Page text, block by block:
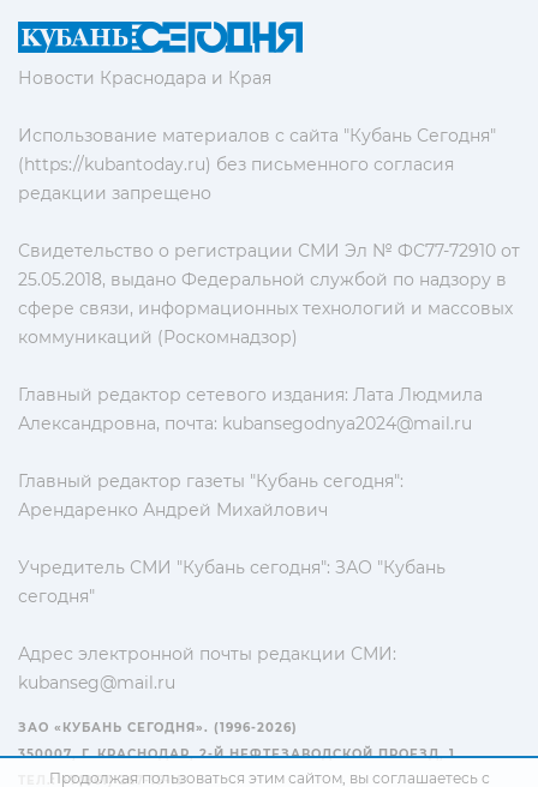
Новости Краснодара и Края
Использование материалов с сайта "Кубань Сегодня"
(https://kubantoday.ru) без письменного согласия
редакции запрещено
Свидетельство о регистрации СМИ Эл № ФС77-72910 от
25.05.2018, выдано Федеральной службой по надзору в
сфере связи, информационных технологий и массовых
коммуникаций (Роскомнадзор)
Главный редактор сетевого издания: Лата Людмила
Александровна, почта: kubansegodnya2024@mail.ru
Главный редактор газеты "Кубань сегодня":
Арендаренко Андрей Михайлович
Учредитель СМИ "Кубань сегодня": ЗАО "Кубань
сегодня"
Адрес электронной почты редакции СМИ:
kubanseg@mail.ru
ЗАО «КУБАНЬ СЕГОДНЯ». (1996-2026)
350007, Г. КРАСНОДАР, 2-Й НЕФТЕЗАВОДСКОЙ ПРОЕЗД, 1
ТЕЛ.: +7(861) 267-15-15
Продолжая пользоваться этим сайтом, вы соглашаетесь с